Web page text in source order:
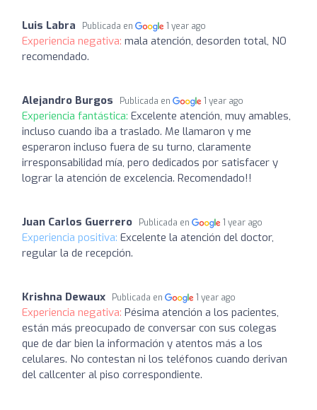
Luis Labra Publicada en 1 year ago
Experiencia negativa: mala atención, desorden total, NO
recomendado.
Alejandro Burgos Publicada en 1 year ago
Experiencia fantástica: Excelente atención, muy amables,
incluso cuando iba a traslado. Me llamaron y me
esperaron incluso fuera de su turno, claramente
irresponsabilidad mía, pero dedicados por satisfacer y
lograr la atención de excelencia. Recomendado!!
Juan Carlos Guerrero Publicada en 1 year ago
Experiencia positiva: Excelente la atención del doctor,
regular la de recepción.
Krishna Dewaux Publicada en 1 year ago
Experiencia negativa: Pésima atención a los pacientes,
están más preocupado de conversar con sus colegas
que de dar bien la información y atentos más a los
celulares. No contestan ni los teléfonos cuando derivan
del callcenter al piso correspondiente.